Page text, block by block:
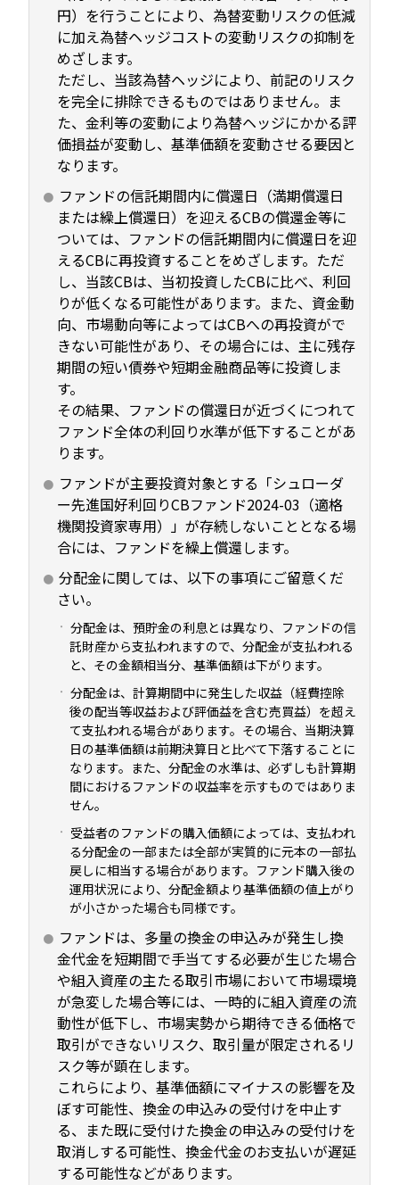
円）を行うことにより、為替変動リスクの低減
に加え為替ヘッジコストの変動リスクの抑制を
めざします。
ただし、当該為替ヘッジにより、前記のリスク
を完全に排除できるものではありません。ま
た、金利等の変動により為替ヘッジにかかる評
価損益が変動し、基準価額を変動させる要因と
なります。
ファンドの信託期間内に償還日（満期償還日
または繰上償還日）を迎えるCBの償還金等に
ついては、ファンドの信託期間内に償還日を迎
えるCBに再投資することをめざします。ただ
し、当該CBは、当初投資したCBに比べ、利回
りが低くなる可能性があります。また、資金動
向、市場動向等によってはCBへの再投資がで
きない可能性があり、その場合には、主に残存
期間の短い債券や短期金融商品等に投資しま
す。
その結果、ファンドの償還日が近づくにつれて
ファンド全体の利回り水準が低下することがあ
ります。
ファンドが主要投資対象とする「シュローダ
ー先進国好利回りCBファンド2024-03（適格
機関投資家専用）」が存続しないこととなる場
合には、ファンドを繰上償還します。
分配金に関しては、以下の事項にご留意くだ
さい。
分配金は、預貯金の利息とは異なり、ファンドの信
託財産から支払われますので、分配金が支払われる
と、その金額相当分、基準価額は下がります。
分配金は、計算期間中に発生した収益（経費控除
後の配当等収益および評価益を含む売買益）を超え
て支払われる場合があります。その場合、当期決算
日の基準価額は前期決算日と比べて下落することに
なります。また、分配金の水準は、必ずしも計算期
間におけるファンドの収益率を示すものではありま
せん。
受益者のファンドの購入価額によっては、支払われ
る分配金の一部または全部が実質的に元本の一部払
戻しに相当する場合があります。ファンド購入後の
運用状況により、分配金額より基準価額の値上がり
が小さかった場合も同様です。
ファンドは、多量の換金の申込みが発生し換
金代金を短期間で手当てする必要が生じた場合
や組入資産の主たる取引市場において市場環境
が急変した場合等には、一時的に組入資産の流
動性が低下し、市場実勢から期待できる価格で
取引ができないリスク、取引量が限定されるリ
スク等が顕在します。
これらにより、基準価額にマイナスの影響を及
ぼす可能性、換金の申込みの受付けを中止す
る、また既に受付けた換金の申込みの受付けを
取消しする可能性、換金代金のお支払いが遅延
する可能性などがあります。